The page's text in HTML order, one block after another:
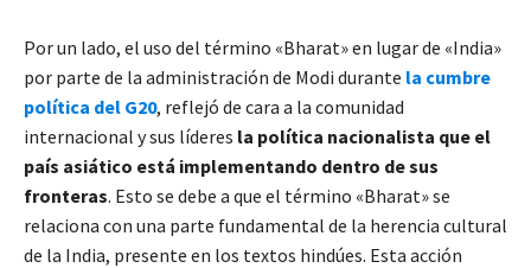
Por un lado, el uso del término «Bharat» en lugar de «India»
por parte de la administración de Modi durante la cumbre
política del G20, reflejó de cara a la comunidad
internacional y sus líderes la política nacionalista que el
país asiático está implementando dentro de sus
fronteras. Esto se debe a que el término «Bharat» se
relaciona con una parte fundamental de la herencia cultural
de la India, presente en los textos hindúes. Esta acción